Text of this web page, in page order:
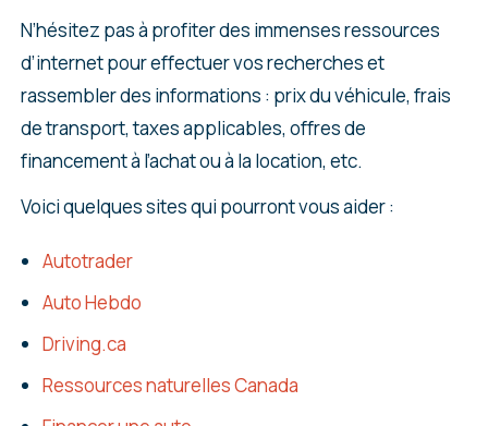
N’hésitez pas à profiter des immenses ressources
d’internet pour effectuer vos recherches et
rassembler des informations : prix du véhicule, frais
de transport, taxes applicables, offres de
financement à l’achat ou à la location, etc.
Voici quelques sites qui pourront vous aider :
Autotrader
Auto Hebdo
Driving.ca
Ressources naturelles Canada